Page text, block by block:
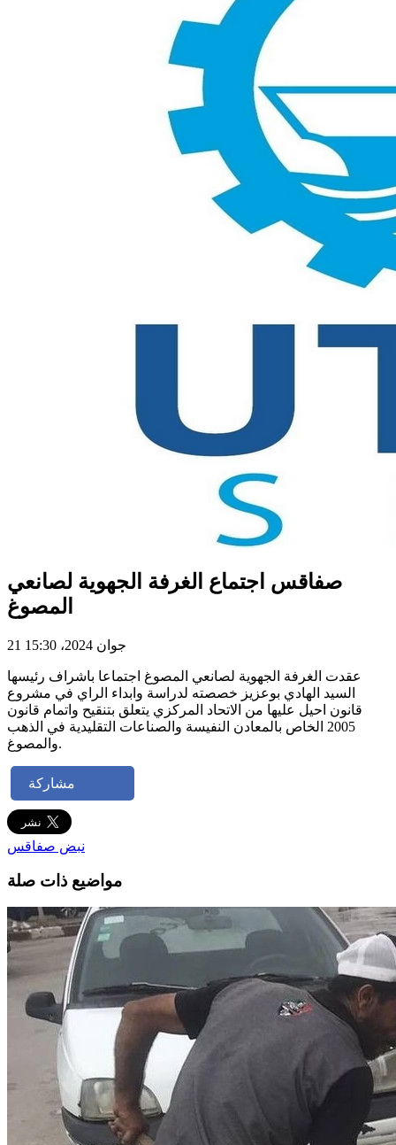
صفاقس اجتماع الغرفة الجهوية لصانعي
المصوغ
21 جوان 2024، 15:30
عقدت الغرفة الجهوية لصانعي المصوغ اجتماعا باشراف رئيسها
السيد الهادي بوعزيز خصصته لدراسة وابداء الراي في مشروع
قانون احيل عليها من الاتحاد المركزي يتعلق بتنقيح واتمام قانون
2005 الخاص بالمعادن النفيسة والصناعات التقليدية في الذهب
والمصوغ.
مشاركة
نبض صفاقس
مواضيع ذات صلة